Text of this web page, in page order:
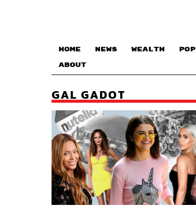
HOME NEWS WEALTH POP
ABOUT
GAL GADOT